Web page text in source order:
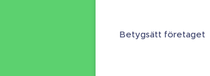
Betygsätt företaget